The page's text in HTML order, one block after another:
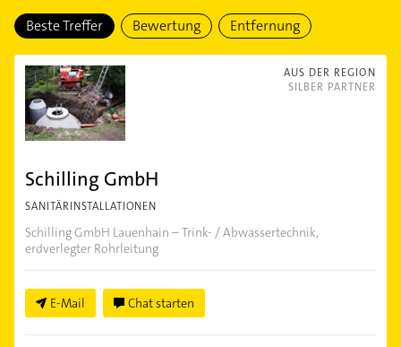
Beste Treffer Bewertung Entfernung
AUS DER REGION
SILBER PARTNER
Schilling GmbH
SANITÄRINSTALLATIONEN
Schilling GmbH Lauenhain – Trink- / Abwassertechnik,
erdverlegter Rohrleitung
E-Mail Chat starten